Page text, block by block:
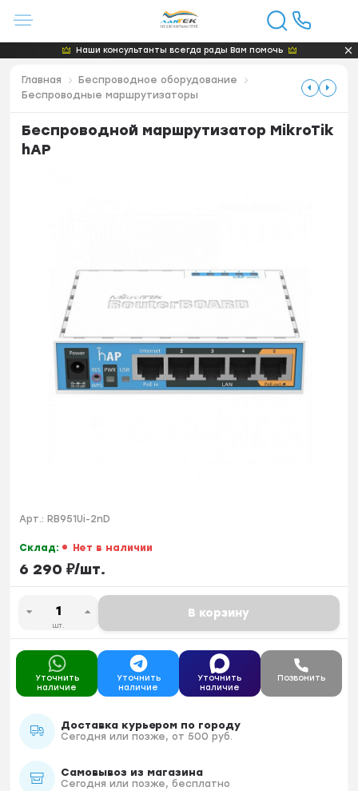
Наши консультанты всегда рады Вам помочь
Главная
Беспроводное оборудование
Беспроводные маршрутизаторы
Беcпроводной маршрутизатор MikroTik
hAP
Арт.: RB951Ui-2nD
Склад: Нет в наличии
6 290 ₽/шт.
шт.
В корзину
Уточнить
наличие
Уточнить
наличие
Уточнить
наличие
Позвонить
Доставка курьером по городу
Сегодня или позже, от 500 руб.
Самовывоз из магазина
Сегодня или позже, бесплатно